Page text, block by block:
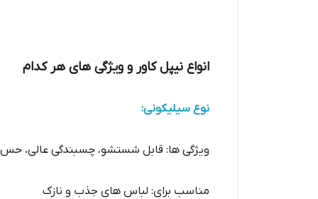
انواع نیپل کاور و ویژگی های هر کدام
نوع سیلیکونی:
ویژگی ها: قابل شستشو، چسبندگی عالی،
مناسب برای: لباس های جذب و نازک